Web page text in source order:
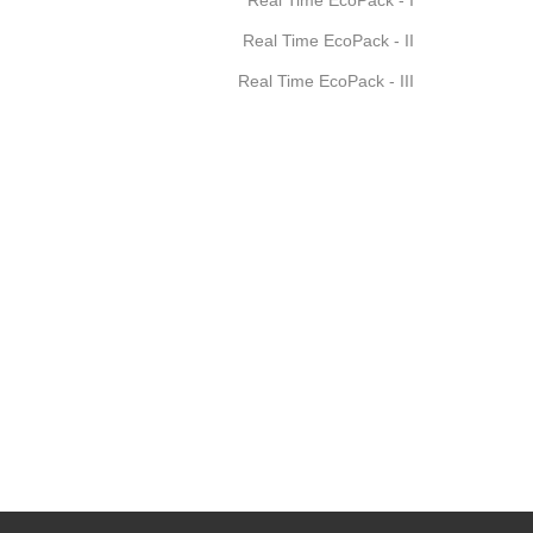
Real Time EcoPack - II
Real Time EcoPack - III